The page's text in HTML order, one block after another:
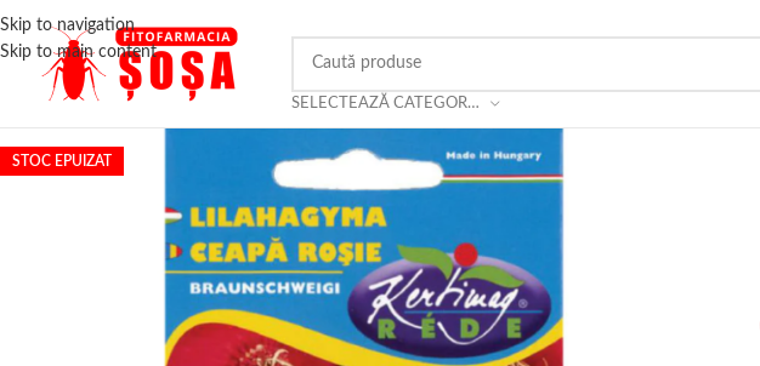
Skip to navigation
Skip to main content
SELECTEAZĂ CATEGORIA
STOC EPUIZAT